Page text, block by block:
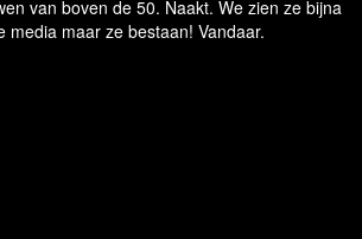
van boven de 50. Naakt. We zien ze bijna
media maar ze bestaan! Vandaar.